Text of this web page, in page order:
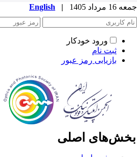
مرداد 1405 |
English
ورود خودکار
ثبت نام
بازیابی رمز عبور
اصلی